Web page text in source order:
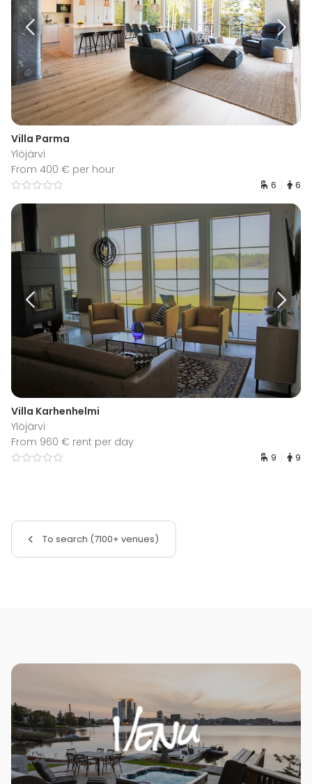
Villa Parma
Ylöjärvi
From 400 € per hour
6 6
Villa Karhenhelmi
Ylöjärvi
From 960 € rent per day
9 9
To search (7100+ venues)